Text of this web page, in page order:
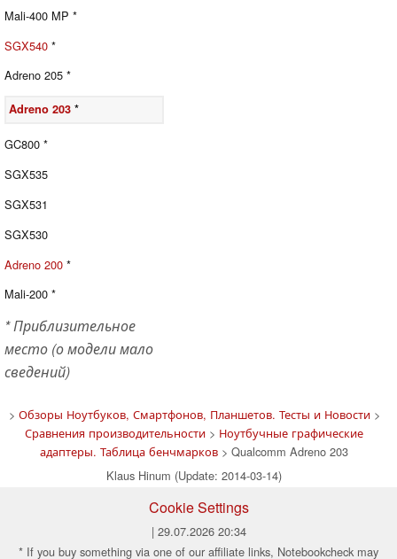
Mali-400 MP *
SGX540 *
Adreno 205 *
Adreno 203 *
GC800 *
SGX535
SGX531
SGX530
Adreno 200 *
Mali-200 *
* Приблизительное
место (о модели мало
сведений)
> Обзоры Ноутбуков, Смартфонов, Планшетов. Тесты и Новости>
Сравнения производительности > Ноутбучные графические
адаптеры. Таблица бенчмарков > Qualcomm Adreno 203
Klaus Hinum (Update: 2014-03-14)
Cookie Settings
| 29.07.2026 20:34
* If you buy something via one of our affiliate links, Notebookcheck may